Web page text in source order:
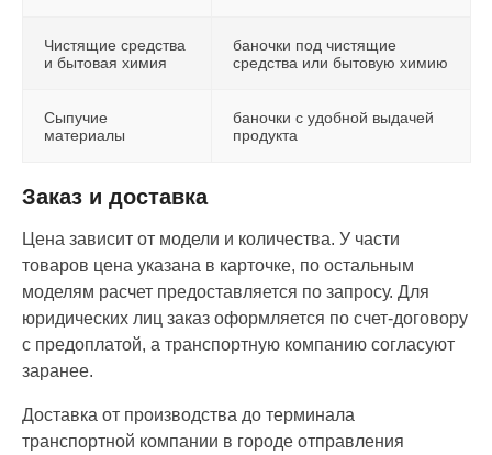
Чистящие средства
и бытовая химия
баночки под чистящие
средства или бытовую химию
Сыпучие
материалы
баночки с удобной выдачей
продукта
Заказ и доставка
Цена зависит от модели и количества. У части
товаров цена указана в карточке, по остальным
моделям расчет предоставляется по запросу. Для
юридических лиц заказ оформляется по счет-договору
с предоплатой, а транспортную компанию согласуют
заранее.
Доставка от производства до терминала
транспортной компании в городе отправления